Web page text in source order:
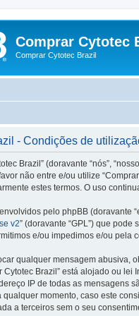
Comprar Cytotec
Comprar Cytotec Brazil
- Condições de
Brazil” (doravante “nós”,
não entre e/ou utilize
estes termos. O uso
pelo phpBB (doravante
v2” (doravante “GPL”) que pode
e/ou impedimos e/ou pela
qualquer mensagem abusiva,
Cytotec Brazil” está alojado ou
IP de todas as mensagens
momento, caso este
a terceiros sem o seu